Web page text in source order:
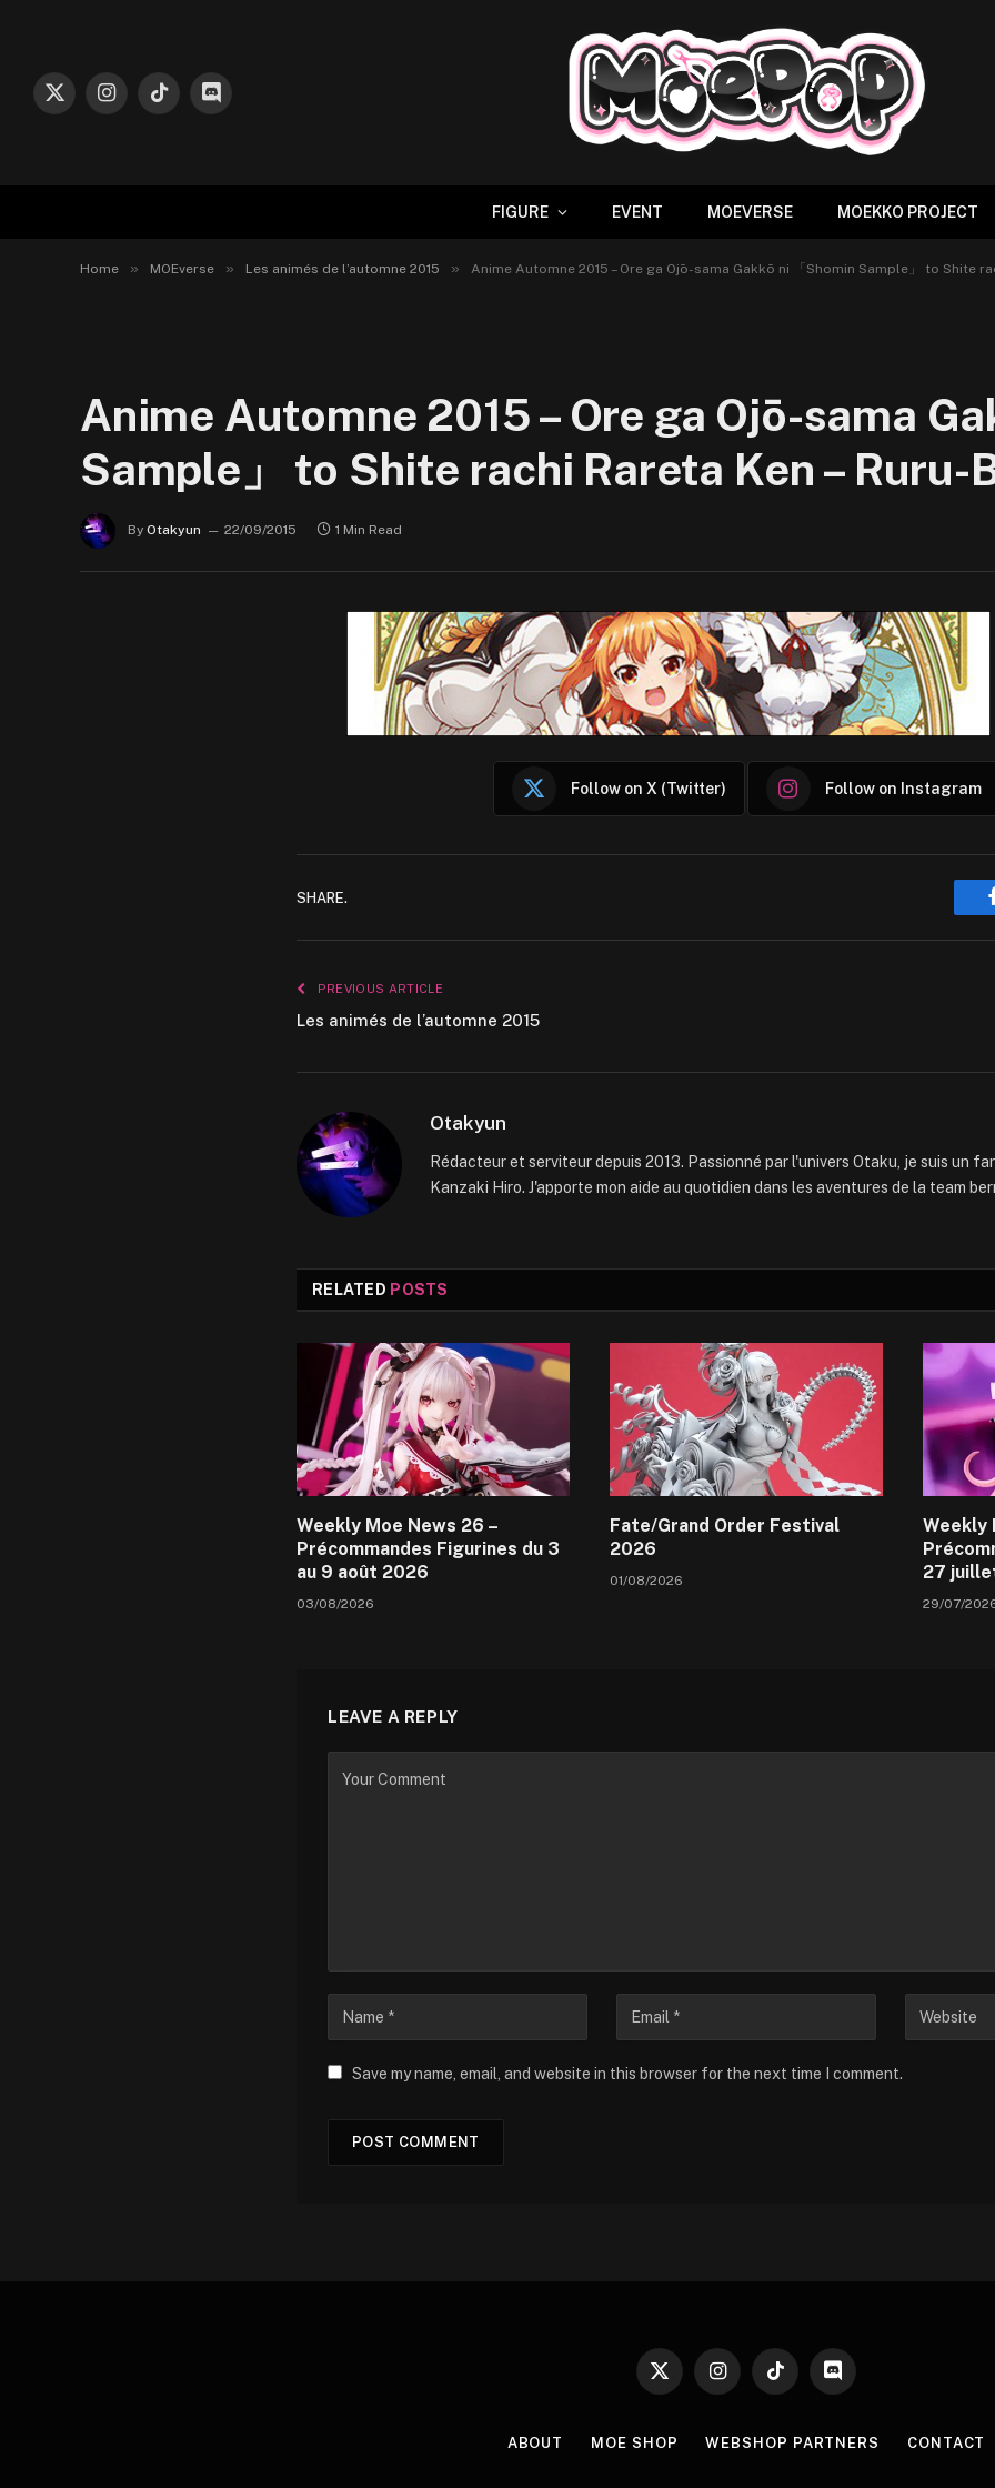
X
InstagramTikTokDiscord
FIGURE EVENT MOEVERSE MOEKKO PROJECT
Home » MOEverse » Les animés de l’automne 2015 » Anime Automne 2015 – Ore ga Ojō-sama Gakkō ni 「Shomin Sample」 to Shite
Anime Automne 2015 – Ore ga Ojō-sama
Sample」 to Shite rachi Rareta Ken – Ruru-
By Otakyun 22/09/2015 1 Min Read
Follow on X (Twitter) Follow on Instagram
SHARE.
PREVIOUS ARTICLE
Les animés de l’automne 2015
Otakyun
Rédacteur et serviteur depuis 2013. Passionné par l'univers Otaku, je suis un
Kanzaki Hiro. J'apporte mon aide au quotidien dans les aventures de la team
RELATED POSTS
Weekly Moe News 26 –
Précommandes Figurines du 3
au 9 août 2026
03/08/2026
Fate/Grand Order Festival
2026
01/08/2026
Weekly
27
29/07/
LEAVE A REPLY
Save my name, email, and website in this browser for the next time I comment.
X
InstagramTikTok Discord
ABOUT MOE SHOP WEBSHOP PARTNERS CONTACT